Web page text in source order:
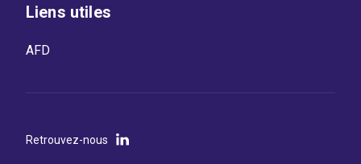
Liens utiles
AFD
Retrouvez-nous